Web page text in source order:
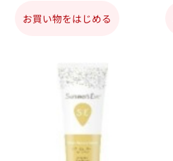
お買い物をはじめる